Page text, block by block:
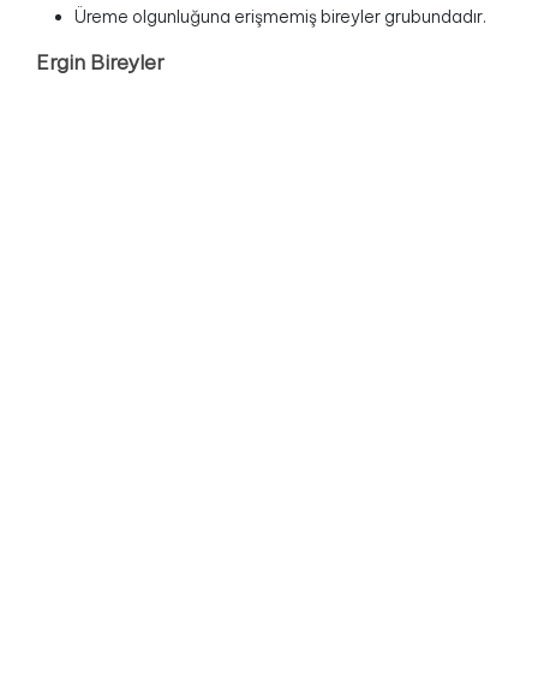
Üreme olgunluğuna erişmemiş bireyler grubundadır.
Ergin Bireyler